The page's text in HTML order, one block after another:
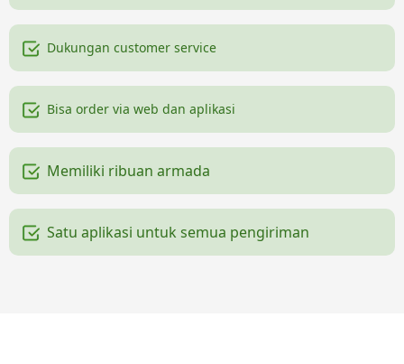
Dukungan customer service
Bisa order via web dan aplikasi
Memiliki ribuan armada
Satu aplikasi untuk semua pengiriman